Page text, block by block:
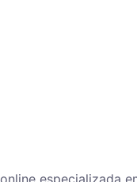
especializada